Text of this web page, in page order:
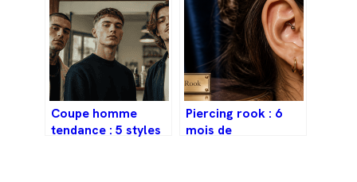
chiner malin
total look noir
Coupe homme
tendance : 5 styles
Piercing rook : 6
mois de